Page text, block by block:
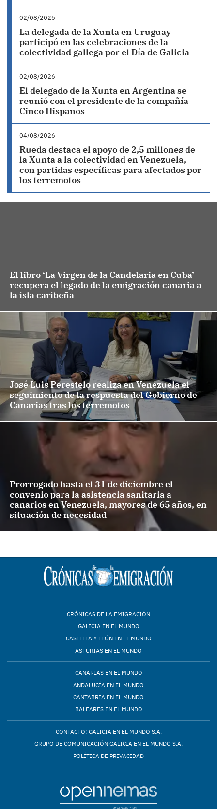
02/08/2026
La delegada de la Xunta en Uruguay
participó en las celebraciones de la
colectividad gallega por el Día de Galicia
02/08/2026
El delegado de la Xunta en Argentina se
reunió con el presidente de la compañía
Cinco Hispanos
04/08/2026
Rueda destaca el apoyo de 2,5 millones de
la Xunta a la colectividad en Venezuela,
con partidas específicas para afectados por
los terremotos
El libro ‘La Virgen de la Candelaria en Cuba’
recupera el legado de la emigración canaria a
la isla caribeña
José Luis Perestelo realiza en Venezuela el
seguimiento de la respuesta del Gobierno de
Canarias tras los terremotos
Prorrogado hasta el 31 de diciembre el
convenio para la asistencia sanitaria a
canarios en Venezuela, mayores de 65 años, en
situación de necesidad
CRÓNICAS DE LA EMIGRACIÓN
GALICIA EN EL MUNDO
CASTILLA Y LEÓN EN EL MUNDO
ASTURIAS EN EL MUNDO
CANARIAS EN EL MUNDO
ANDALUCÍA EN EL MUNDO
CANTABRIA EN EL MUNDO
BALEARES EN EL MUNDO
CONTACTO: GALICIA EN EL MUNDO S.A.
GRUPO DE COMUNICACIÓN GALICIA EN EL MUNDO S.A.
POLÍTICA DE PRIVACIDAD